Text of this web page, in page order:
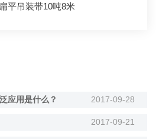
平吊装带10吨8米
应用是什么？ 2017-09-28
2017-09-21